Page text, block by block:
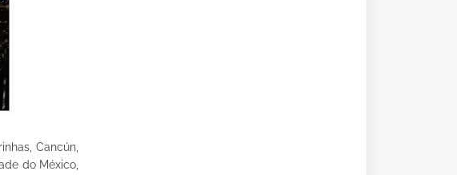
Cancún,
do México,